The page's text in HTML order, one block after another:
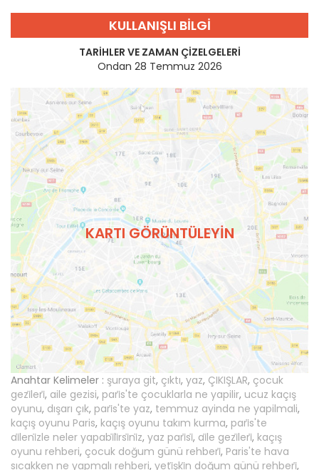
KULLANIŞLI BILGI
TARIHLER VE ZAMAN ÇIZELGELERI
Ondan 28 Temmuz 2026
KARTI GÖRÜNTÜLEYIN
Anahtar Kelimeler : şuraya git, çıktı, yaz, ÇIKIŞLAR, çocuk
gezi̇leri̇, aile gezisi, pari̇s'te çocuklarla ne yapilir, ucuz kaçış
oyunu, dışarı çık, pari̇s'te yaz, temmuz ayinda ne yapilmali,
kaçış oyunu Paris, kaçış oyunu takım kurma, pari̇s'te
ai̇leni̇zle neler yapabi̇li̇rsi̇ni̇z, yaz pari̇si̇, ai̇le gezi̇leri̇, kaçış
oyunu rehberi, çocuk doğum günü rehberi̇, Paris'te hava
sıcakken ne yapmalı rehberi, yeti̇şki̇n doğum günü rehberi̇,